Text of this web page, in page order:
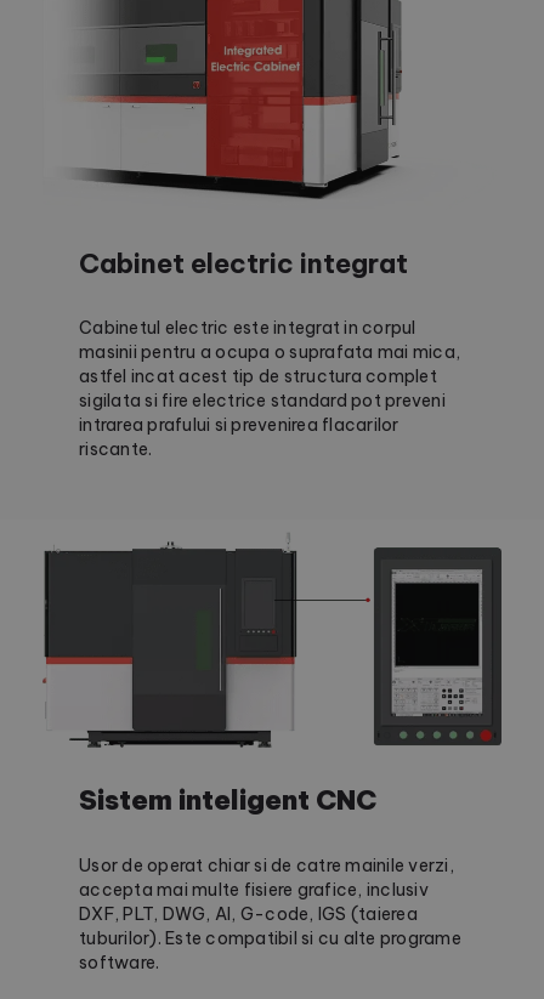
Cabinet electric integrat
Cabinetul electric este integrat in corpul
masinii pentru a ocupa o suprafata mai mica,
astfel incat acest tip de structura complet
sigilata si fire electrice standard pot preveni
intrarea prafului si prevenirea flacarilor
riscante.
Sistem inteligent CNC
Usor de operat chiar si de catre mainile verzi,
accepta mai multe fisiere grafice, inclusiv
DXF, PLT, DWG, AI, G-code, IGS (taierea
tuburilor). Este compatibil si cu alte programe
software.